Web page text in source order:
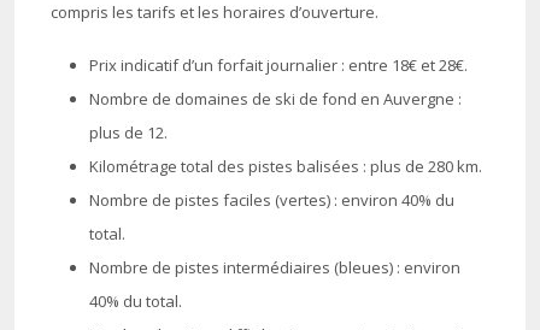
compris les tarifs et les horaires d’ouverture.
Prix indicatif d’un forfait journalier : entre 18€ et 28€.
Nombre de domaines de ski de fond en Auvergne :
plus de 12.
Kilométrage total des pistes balisées : plus de 280 km.
Nombre de pistes faciles (vertes) : environ 40% du
total.
Nombre de pistes intermédiaires (bleues) : environ
40% du total.